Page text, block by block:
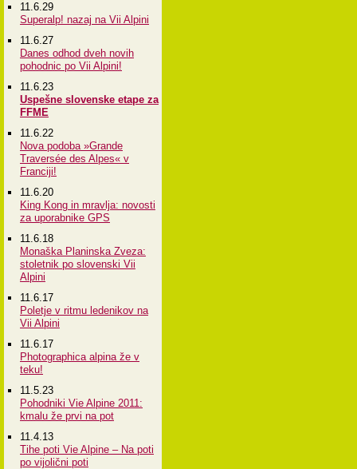
11.6.29
Superalp! nazaj na Vii Alpini
11.6.27
Danes odhod dveh novih
pohodnic po Vii Alpini!
11.6.23
Uspešne slovenske etape za
FFME
11.6.22
Nova podoba »Grande
Traversée des Alpes« v
Franciji!
11.6.20
King Kong in mravlja: novosti
za uporabnike GPS
11.6.18
Monaška Planinska Zveza:
stoletnik po slovenski Vii
Alpini
11.6.17
Poletje v ritmu ledenikov na
Vii Alpini
11.6.17
Photographica alpina že v
teku!
11.5.23
Pohodniki Vie Alpine 2011:
kmalu že prvi na pot
11.4.13
Tihe poti Vie Alpine – Na poti
po vijolični poti